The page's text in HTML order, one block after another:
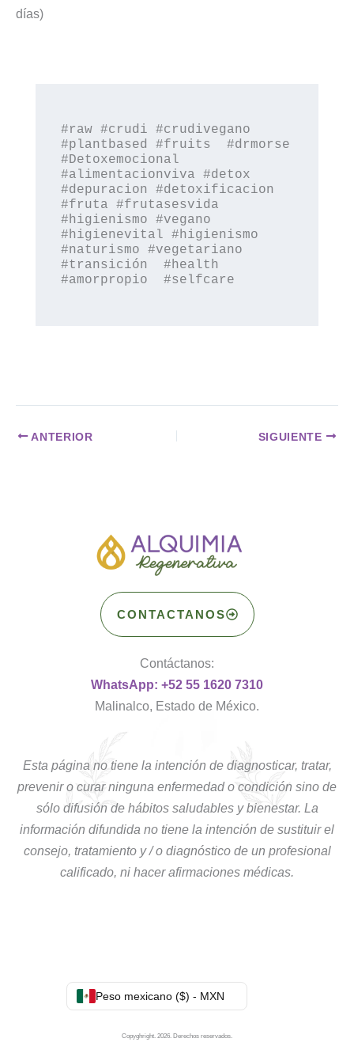
días)
#raw #crudi #crudivegano
#plantbased #fruits  #drmorse
#Detoxemocional
#alimentacionviva #detox
#depuracion #detoxificacion
#fruta #frutasesvida
#higienismo #vegano
#higienevital #higienismo
#naturismo #vegetariano
#transición  #health
#amorpropio  #selfcare
ANTERIOR SIGUIENTE
CONTACTANOS
Contáctanos:
WhatsApp: +52 55 1620 7310
Malinalco, Estado de México.
Esta página no tiene la intención de diagnosticar, tratar,
prevenir o curar ninguna enfermedad o condición sino de
sólo difusión de hábitos saludables y bienestar. La
información difundida no tiene la intención de sustituir el
consejo, tratamiento y / o diagnóstico de un profesional
calificado, ni hacer afirmaciones médicas.
Peso mexicano ($) - MXN
Copyghright. 2026. Derechos reservados.